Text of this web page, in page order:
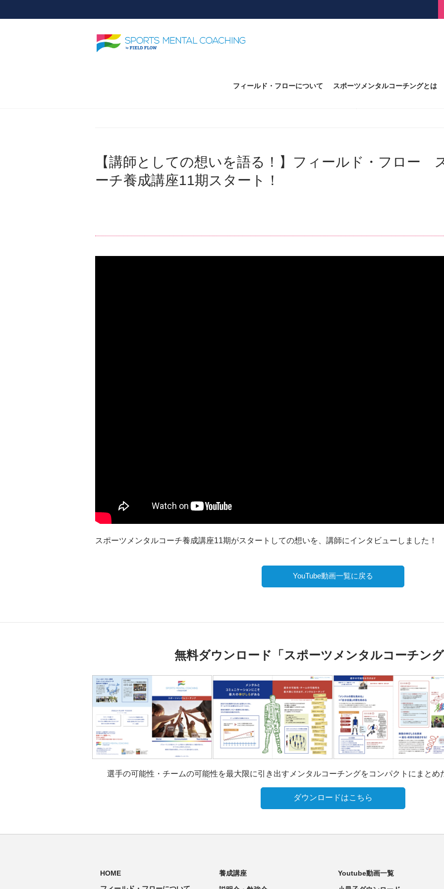
フィールド・フローについて スポーツメンタルコーチングとは
【講師としての想いを語る！】フィールド・フロー
ーチ養成講座11期スタート！
スポーツメンタルコーチ養成講座11期がスタートしての想いを、講師にインタビューしました！
YouTube動画一覧に戻る
無料ダウンロード 「スポーツメンタルコーチン
選手の可能性・チームの可能性を最大限に引き出すメンタルコーチングをコンパクトにまと
ダウンロードはこちら
HOME
養成講座 Youtube動画一覧